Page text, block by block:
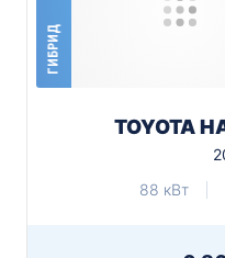
ГИБРИД
TOYOTA
88 кВт